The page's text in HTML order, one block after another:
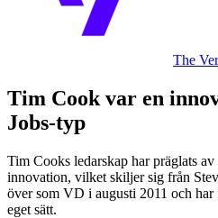
The
Tim Cook var en
Jobs-typ
Tim Cooks ledarskap har präglats
innovation, vilket skiljer sig från
över som VD i augusti 2011 och
eget sätt.